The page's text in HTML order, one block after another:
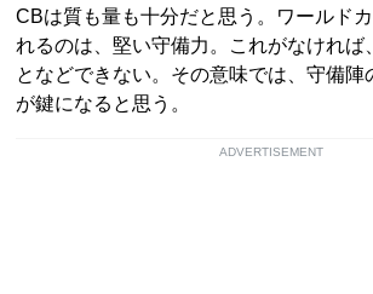
CBは質も量も十分だと思う。ワールド
れるのは、堅い守備力。これがなければ
となどできない。その意味では、守備陣
が鍵になると思う。
ADVERTISEMENT